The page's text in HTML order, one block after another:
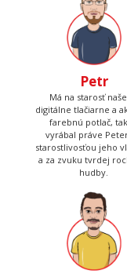
Petr
Má na starosť
digitálne tlačiarne a
farebnú potlač,
vyrábal práve
starostlivosťou jeho
a za zvuku tvrdej
hudby.